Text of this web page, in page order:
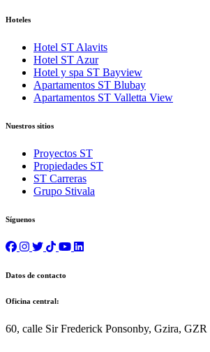
Hoteles
Hotel ST Alavits
Hotel ST Azur
Hotel y spa ST Bayview
Apartamentos ST Blubay
Apartamentos ST Valletta View
Nuestros sitios
Proyectos ST
Propiedades ST
ST Carreras
Grupo Stivala
Síguenos
Datos de contacto
Oficina central:
60, calle Sir Frederick Ponsonby, Gzira, GZR